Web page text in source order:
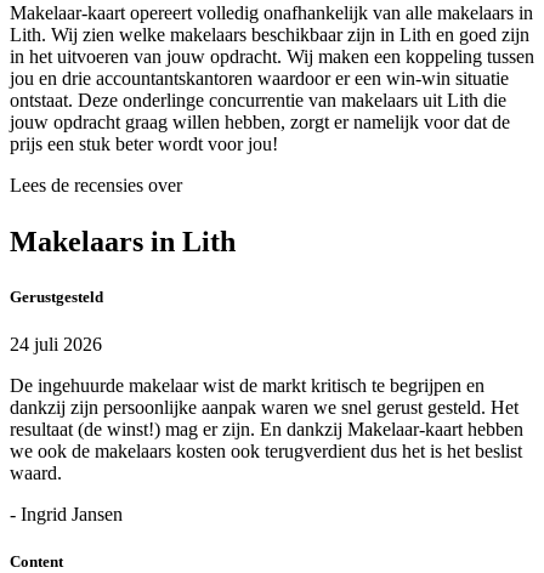
Makelaar-kaart opereert volledig onafhankelijk van alle makelaars in
Lith. Wij zien welke makelaars beschikbaar zijn in Lith en goed zijn
in het uitvoeren van jouw opdracht. Wij maken een koppeling tussen
jou en drie accountantskantoren waardoor er een win-win situatie
ontstaat. Deze onderlinge concurrentie van makelaars uit Lith die
jouw opdracht graag willen hebben, zorgt er namelijk voor dat de
prijs een stuk beter wordt voor jou!
Lees de recensies over
Makelaars in Lith
Gerustgesteld
24 juli 2026
De ingehuurde makelaar wist de markt kritisch te begrijpen en
dankzij zijn persoonlijke aanpak waren we snel gerust gesteld. Het
resultaat (de winst!) mag er zijn. En dankzij Makelaar-kaart hebben
we ook de makelaars kosten ook terugverdient dus het is het beslist
waard.
- Ingrid Jansen
Content